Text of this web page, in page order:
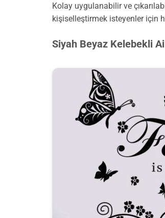
Kolay uygulanabilir ve
kişiselleştirmek isteyenler için
Siyah Beyaz Kelebekli